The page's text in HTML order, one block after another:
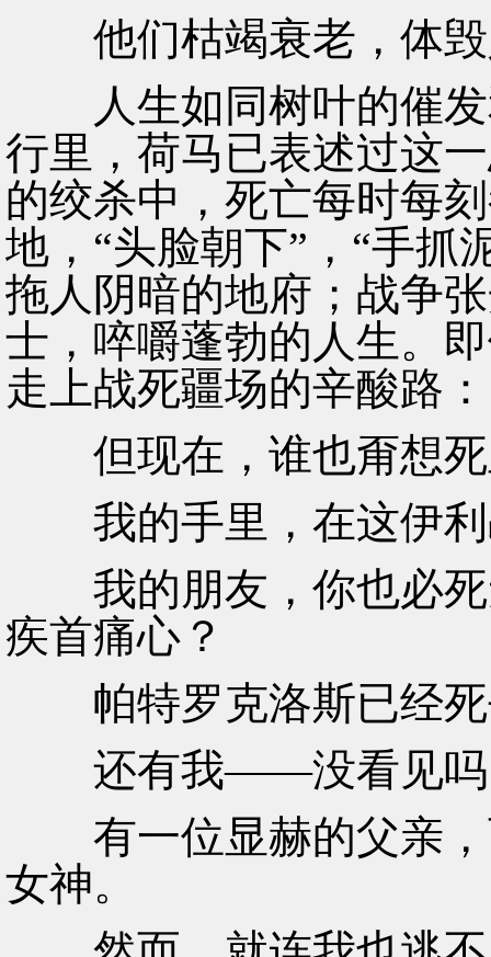
他们枯竭衰老，体毁
人生如同树叶的催发
行里，荷马已表述过这
的绞杀中，死亡每时每
地，“头脸朝下”，“手抓
拖人阴暗的地府；战争
士，啐嚼蓬勃的人生。
走上战死疆场的辛酸路：
但现在，谁也甭想死
我的手里，在这伊
我的朋友，你也必死
疾首痛心？
帕特罗克洛斯已经死
还有我——没看见吗
有一位显赫的父亲，
女神。